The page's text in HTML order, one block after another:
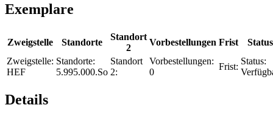
Exemplare
Zweigstelle Standorte
Standort
2
Vorbestellungen Frist
Status
Zweigstelle:
HEF
Standorte:
5.995.000.So
Standort
2:
Vorbestellungen:
0
Frist:
Status:
Details